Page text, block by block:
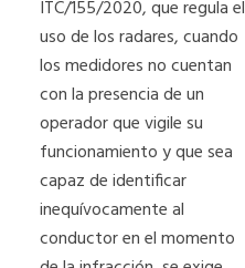
ITC/155/2020, que regula el
uso de los radares, cuando
los medidores no cuentan
con la presencia de un
operador que vigile su
funcionamiento y que sea
capaz de identificar
inequívocamente al
conductor en el momento